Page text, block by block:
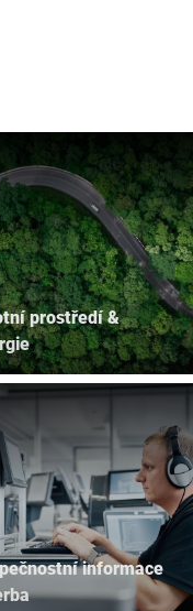
prostředí &
informace